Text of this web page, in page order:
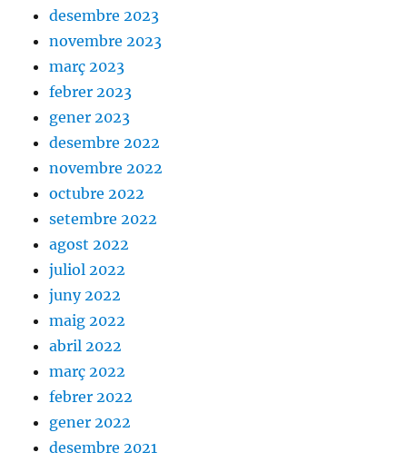
desembre 2023
novembre 2023
març 2023
febrer 2023
gener 2023
desembre 2022
novembre 2022
octubre 2022
setembre 2022
agost 2022
juliol 2022
juny 2022
maig 2022
abril 2022
març 2022
febrer 2022
gener 2022
desembre 2021